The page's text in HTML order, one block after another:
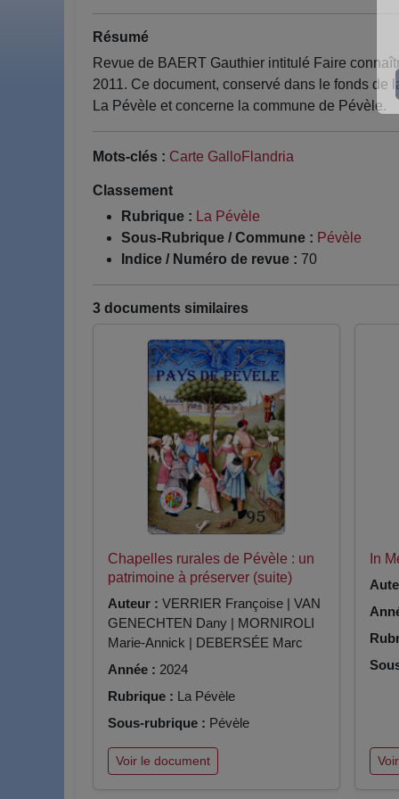
Résumé
Revue de BAERT Gauthier intitulé Faire
2011. Ce document, conservé dans le fonds de
La Pévèle et concerne la commune de Pévèle.
Mots-clés : Carte GalloFlandria
Classement
Rubrique : La Pévèle
Sous-Rubrique / Commune : Pévèle
Indice / Numéro de revue : 70
3 documents similaires
Chapelles rurales de Pévèle : un
patrimoine à préserver (suite)
Auteur : VERRIER Françoise | VAN
GENECHTEN Dany | MORNIROLI
Marie-Annick | DEBERSÉE Marc
Année : 2024
Rubrique : La Pévèle
Sous-rubrique : Pévèle
Voir le document
In